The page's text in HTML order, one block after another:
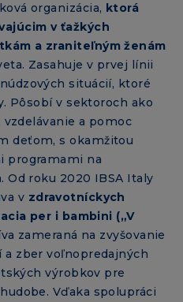
organizácia, ktorá
v ťažkých
a zraniteľným ženám
Zasahuje v prvej línii
situácií, ktoré
Pôsobí v sektoroch ako
a pomoc
deťom, s okamžitou
programami na
Od roku 2020 IBSA Italy
v zdravotníckych
per i bambini („V
zameraná na zvyšovanie
a zber voľnopredajných
výrobkov pre
Vďaka spolupráci